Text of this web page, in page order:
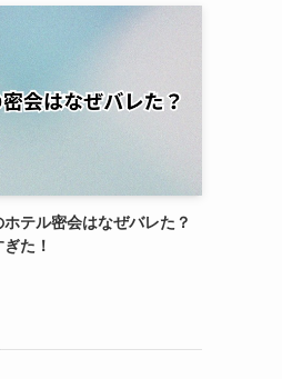
テル密会はなぜバレた？
た！